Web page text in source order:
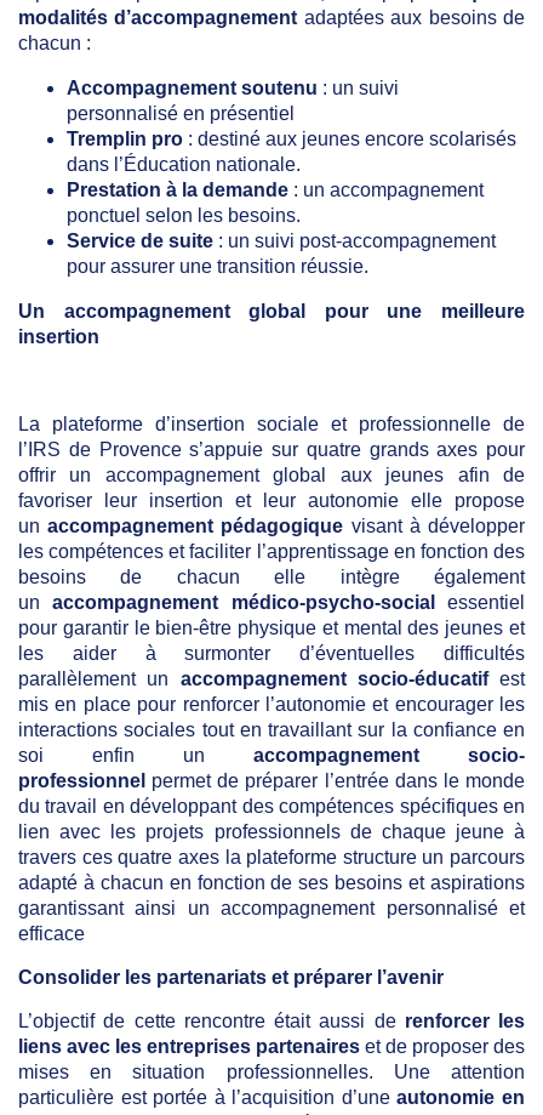
modalités d’accompagnement adaptées aux besoins de
chacun :
Accompagnement soutenu : un suivi
personnalisé en présentiel
Tremplin pro : destiné aux jeunes encore scolarisés
dans l’Éducation nationale.
Prestation à la demande : un accompagnement
ponctuel selon les besoins.
Service de suite : un suivi post-accompagnement
pour assurer une transition réussie.
Un accompagnement global pour une meilleure
insertion
La plateforme d’insertion sociale et professionnelle de
l’IRS de Provence s’appuie sur quatre grands axes pour
offrir un accompagnement global aux jeunes afin de
favoriser leur insertion et leur autonomie elle propose
unaccompagnement pédagogique visant à développer
les compétences et faciliter l’apprentissage en fonction des
besoins de chacun elle intègre également
unaccompagnement médico-psycho-social
essentiel
pour garantir le bien-être physique et mental des jeunes et
les aider à surmonter d’éventuelles difficultés
parallèlement un accompagnement socio-éducatifest
mis en place pour renforcer l’autonomie et encourager les
interactions sociales tout en travaillant sur la confiance en
soi enfin un accompagnement socio-
professionnel permet de préparer l’entrée dans le monde
du travail en développant des compétences spécifiques en
lien avec les projets professionnels de chaque jeune à
travers ces quatre axes la plateforme structure un parcours
adapté à chacun en fonction de ses besoins et aspirations
garantissant ainsi un accompagnement personnalisé et
efficace
Consolider les partenariats et préparer l’avenir
L’objectif de cette rencontre était aussi de renforcer les
liens avec les entreprises partenaires et de proposer des
mises en situation professionnelles. Une attention
particulière est portée à l’acquisition d’uneautonomie en